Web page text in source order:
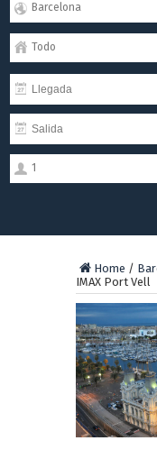
Barcelona
Todo
1
Home /
IMAX Port Vell